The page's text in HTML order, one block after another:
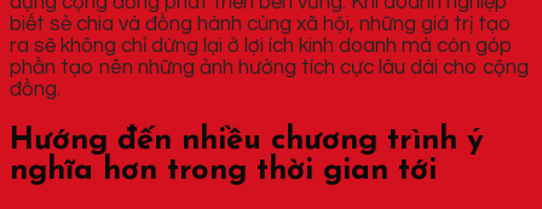
biết sẻ chia và đồng hành cùng xã hội, những giá trị tạo
ra sẽ không chỉ dừng lại ở lợi ích kinh doanh mà còn góp
phần tạo nên những ảnh hưởng tích cực lâu dài cho cộng
đồng.
Hướng đến nhiều chương trình ý
nghĩa hơn trong thời gian tới